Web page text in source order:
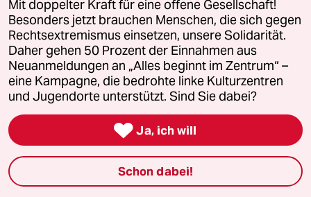
aber das ist dann wieder nicht korrekt.
So dreht man sich jedenfalls unendlich im
Kreis.
M mowgli
Zitat: „Die Frage, ob ein einziges Doppelbett
auf Dauer gut ist für die Liebe, diese Frage
sollten sich Raumplaner heute aber schon mal
Sie werden lachen, Frau Dribbusch: Das tun sie.
Mit doppelter Kraft für eine offene Gesellschaft!
Besonders jetzt brauchen Menschen, die sich gegen
Rechtsextremismus einsetzen, unsere Solidarität.
Daher gehen 50 Prozent der Einnahmen aus
Neuanmeldungen an „Alles beginnt im Zentrum“ –
eine Kampagne, die bedrohte linke Kulturzentren
und Jugendorte unterstützt. Sind Sie dabei?
 Ja, ich will
Schon dabei!